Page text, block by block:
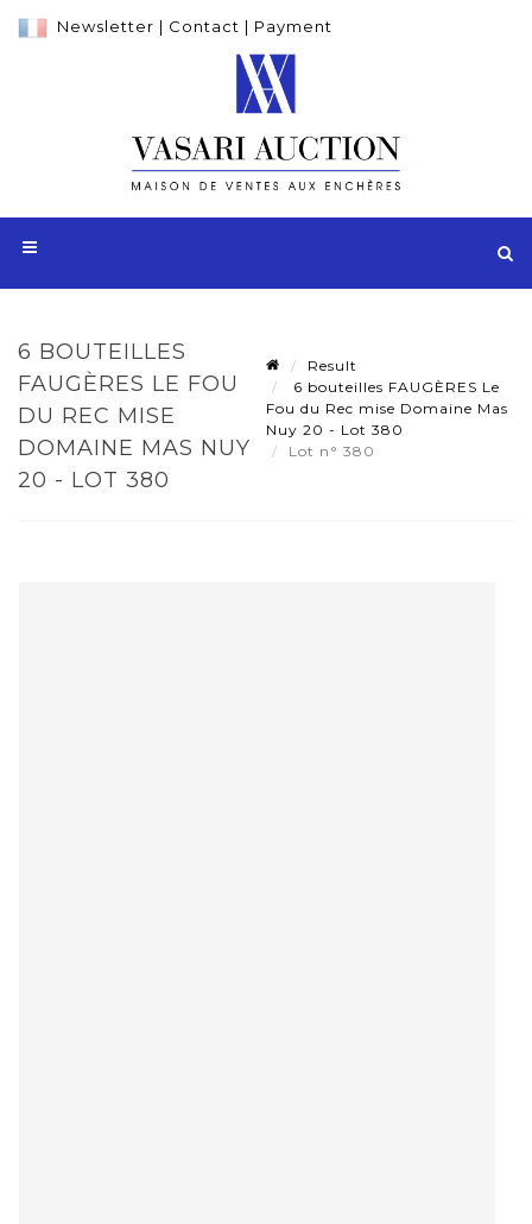
Newsletter | Contact | Payment
6 BOUTEILLES
FAUGÈRES LE FOU
DU REC MISE
DOMAINE MAS NUY
20 - LOT 380
Result
6 bouteilles FAUGÈRES Le
Fou du Rec mise Domaine Mas
Nuy 20 - Lot 380
Lot n° 380